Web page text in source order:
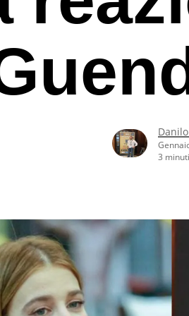
o ESC per uscire
3